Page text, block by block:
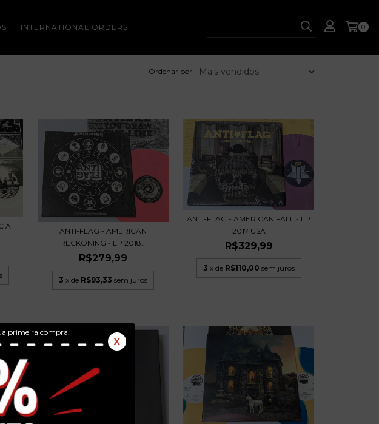
primeira compra.
X
INTERNATIONAL ORDERS 0
Ordenar por
AT
ANTI-FLAG - AMERICAN
RECKONING - LP 2018...
R$279,99
3 x de R$93,33 sem juros
ANTI-FLAG - AMERICAN FALL - LP
2017 USA
R$329,99
3 x de R$110,00 sem juros